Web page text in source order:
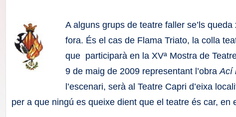
A alguns grups de teatre faller se’ls
fora. És el cas de Flama Triato, la colla
que participarà en la XVª Mostra de
9 de maig de 2009 representant l’obraAcí
l’escenari, serà al Teatre Capri d’eixa
per a que ningú es queixe dient que el teatre és car,